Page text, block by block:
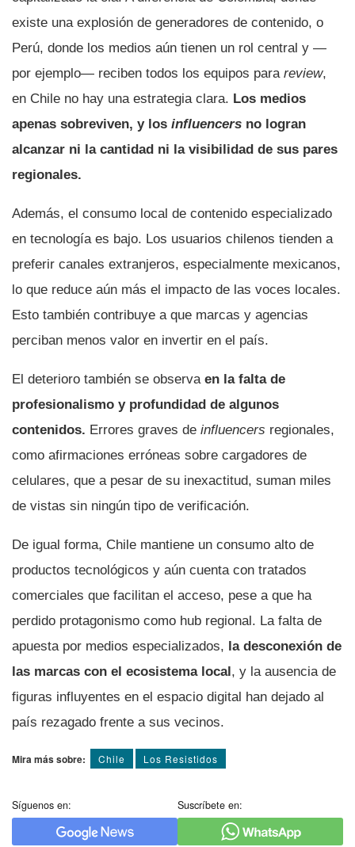
existe una explosión de generadores de contenido, o
Perú, donde los medios aún tienen un rol central y —
por ejemplo— reciben todos los equipos para review,
en Chile no hay una estrategia clara. Los medios
apenas sobreviven, y los influencers no logran
alcanzar ni la cantidad ni la visibilidad de sus pares
regionales.
Además, el consumo local de contenido especializado
en tecnología es bajo. Los usuarios chilenos tienden a
preferir canales extranjeros, especialmente mexicanos,
lo que reduce aún más el impacto de las voces locales.
Esto también contribuye a que marcas y agencias
perciban menos valor en invertir en el país.
El deterioro también se observa en la falta de
profesionalismo y profundidad de algunos
contenidos. Errores graves de influencers regionales,
como afirmaciones erróneas sobre cargadores de
celulares, que a pesar de su inexactitud, suman miles
de vistas sin ningún tipo de verificación.
De igual forma, Chile mantiene un consumo alto de
productos tecnológicos y aún cuenta con tratados
comerciales que facilitan el acceso, pese a que ha
perdido protagonismo como hub regional. La falta de
apuesta por medios especializados, la desconexión de
las marcas con el ecosistema local, y la ausencia de
figuras influyentes en el espacio digital han dejado al
país rezagado frente a sus vecinos.
Mira más sobre: Chile Los Resistidos
Síguenos en: Suscríbete en: